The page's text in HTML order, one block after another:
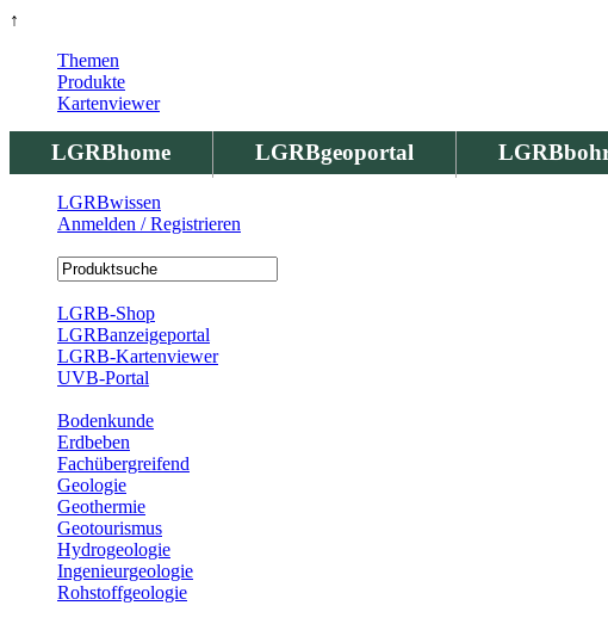
↑
LGRBhome LGRBgeoportal
Themen
Produkte
Kartenviewer
LGRBwissen
Anmelden / Registrieren
LGRB-Shop
LGRBanzeigeportal
LGRB-Kartenviewer
UVB-Portal
Bodenkunde
Erdbeben
Fachübergreifend
Geologie
Geothermie
Geotourismus
Hydrogeologie
Ingenieurgeologie
Rohstoffgeologie